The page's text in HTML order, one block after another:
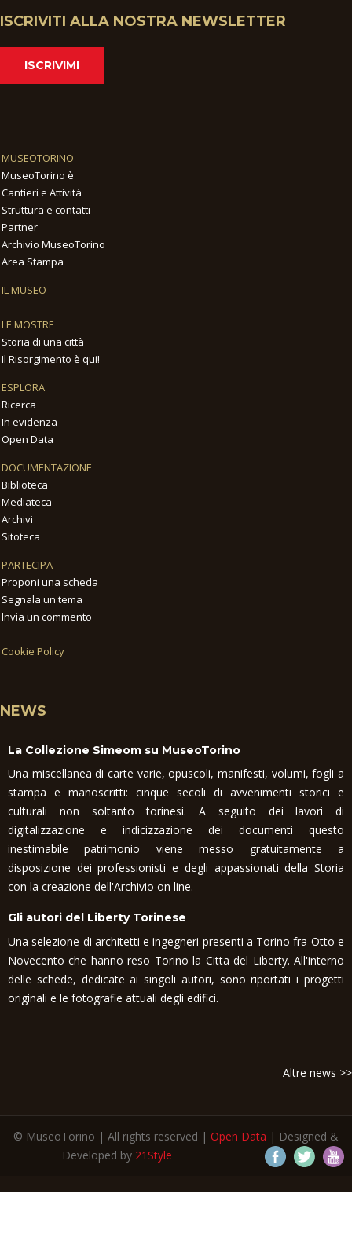
ISCRIVITI ALLA NOSTRA NEWSLETTER
ISCRIVIMI
MUSEOTORINO
MuseoTorino è
Cantieri e Attività
Struttura e contatti
Partner
Archivio MuseoTorino
Area Stampa
IL MUSEO
LE MOSTRE
Storia di una città
Il Risorgimento è qui!
ESPLORA
Ricerca
In evidenza
Open Data
DOCUMENTAZIONE
Biblioteca
Mediateca
Archivi
Sitoteca
PARTECIPA
Proponi una scheda
Segnala un tema
Invia un commento
Cookie Policy
NEWS
La Collezione Simeom su MuseoTorino
Una miscellanea di carte varie, opuscoli, manifesti, volumi, fogli a
stampa e manoscritti: cinque secoli di avvenimenti storici e
culturali non soltanto torinesi. A seguito dei lavori di
digitalizzazione e indicizzazione dei documenti questo
inestimabile patrimonio viene messo gratuitamente a
disposizione dei professionisti e degli appassionati della Storia
con la creazione dell'Archivio on line.
Gli autori del Liberty Torinese
Una selezione di architetti e ingegneri presenti a Torino fra Otto e
Novecento che hanno reso Torino la Citta del Liberty. All'interno
delle schede, dedicate ai singoli autori, sono riportati i progetti
originali e le fotografie attuali degli edifici.
Altre news >>
© MuseoTorino | All rights reserved | Open Data | Designed &
Developed by 21Style